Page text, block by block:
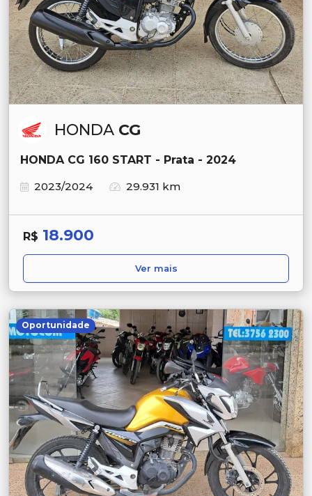
HONDA CG
HONDA CG 160 START - Prata - 2024
2023/2024
29.931 km
R$ 18.900
Ver mais
Oportunidade